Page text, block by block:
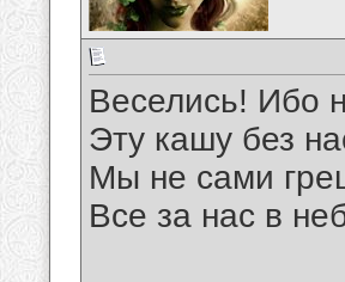
Веселись! Ибо
Эту кашу без
Мы не сами
Все за нас в